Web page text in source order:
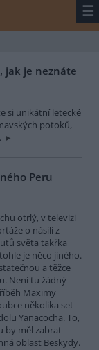
☰
jak je neznáte
si unikátní letecké
potoků,
Peru
otrlý, v televizi
o násilí z
světa takřka
je něco jiného.
a těžce
Není tu žádný
Maximy
několika set
Yanacocha. To,
by měl zabrat
oblast Beskydy.